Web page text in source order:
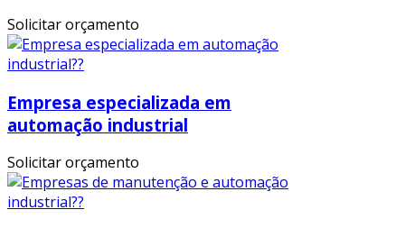
Solicitar orçamento
Empresa especializada em
automação industrial
Solicitar orçamento